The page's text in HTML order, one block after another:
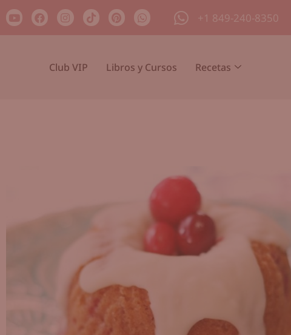
+1 849-240-8350
Club VIP Libros y Cursos Recetas